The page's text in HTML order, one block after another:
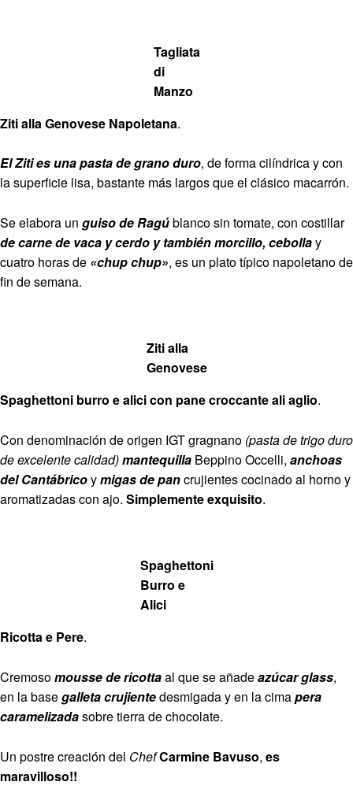
Tagliata
di
Manzo
Ziti alla Genovese Napoletana.
El Ziti es una pasta de grano duro, de forma cilíndrica y con
la superficie lisa, bastante más largos que el clásico macarrón.
Se elabora un guiso de Ragúblanco sin tomate, con costillar
de carne de vaca y cerdo y también morcillo, cebollay
cuatro horas de «chup chup», es un plato típico napoletano de
fin de semana.
Ziti alla
Genovese
Spaghettoni burro e alici con pane croccante ali aglio.
Con denominación de origen IGT gragnano (pasta de trigo duro
de excelente calidad)mantequilla Beppino Occelli, anchoas
del Cantábricoymigas de pancrujientes cocinado al horno y
aromatizadas con ajo. Simplemente exquisito.
Spaghettoni
Burro e
Alici
Ricotta e Pere.
Cremosomousse de ricottaal que se añadeazúcar glass,
en la basegalleta crujientedesmigada y en la cimapera
caramelizadasobre tierra de chocolate.
Un postre creación del ChefCarmine Bavuso, es
maravilloso!!